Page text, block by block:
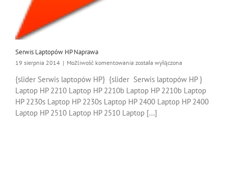
Serwis Laptopów HP Naprawa
19 sierpnia 2014 | Możliwość komentowania Serwis
HP
Naprawa
została wyłączona
{slider Serwis laptopów HP} {slider Serwis laptopów HP }
Laptop HP 2210 Laptop HP 2210b Laptop HP 2210b Laptop
HP 2230s Laptop HP 2230s Laptop HP 2400 Laptop HP 2400
Laptop HP 2510 Laptop HP 2510 Laptop [...]